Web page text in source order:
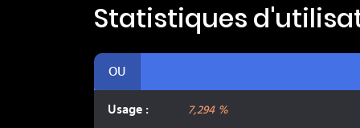
Statistiques
OU
Usage : 7,294 %